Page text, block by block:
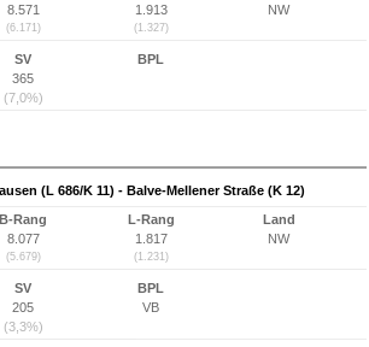
8.571
(6.171)
1.913
(1.327)
NW
SV
365
(7,0%)
BPL
(L 686/K 11) - Balve-Mellener Straße (K 12)
B-Rang
8.077
(5.679)
L-Rang
1.817
(1.231)
Land
NW
SV
205
(3,3%)
BPL
VB